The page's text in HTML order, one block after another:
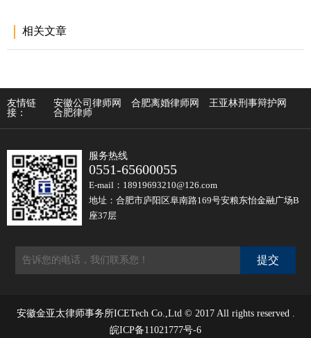
相关文章
友情链
接：
安徽公司律师网 合肥离婚律师网
王亚林刑事辩护网
合肥律师
服务热线
0551-65600055
E-mail：18919693210@126.com
地址：合肥市庐阳区阜南路169号安粮东怡金融广场B
座37层
安徽金亚太律师事务所ICETech Co.,Ltd © 2017 All rights reserved .
皖ICP备11021777号-6